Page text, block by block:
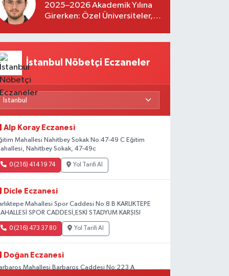
2025–2026 Akademik Yılına
Girerken: Özel Üniversiteler,
İstanbul Nöbetçi Eczaneler
Alp Koray Eczanesi
Mahallesi Nahitbey Sokak No:47-49 C Eğitim
Nahitbey Sokak, 47-49c
0 (216) 414 19 74 Yol Tarifi Al
Dicle Eczanesi
Mahallesi Spor Caddesi No:8 B KARLIKTEPE
SPOR CADDESİ,ESKİ STADYUM KARŞISI
0 (216) 473 37 80 Yol Tarifi Al
Doğan Eczanesi
Mahallesi Barbaros Caddesi No:223 A